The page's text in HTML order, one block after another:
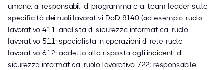
umane, ai responsabili di programma e ai team leader sulle
specificità dei ruoli lavorativi DoD 8140 (ad esempio, ruolo
lavorativo 411: analista di sicurezza informatica, ruolo
lavorativo 511: specialista in operazioni di rete, ruolo
lavorativo 612: addetto alla risposta agli incidenti di
sicurezza informatica, ruolo lavorativo 722: responsabile